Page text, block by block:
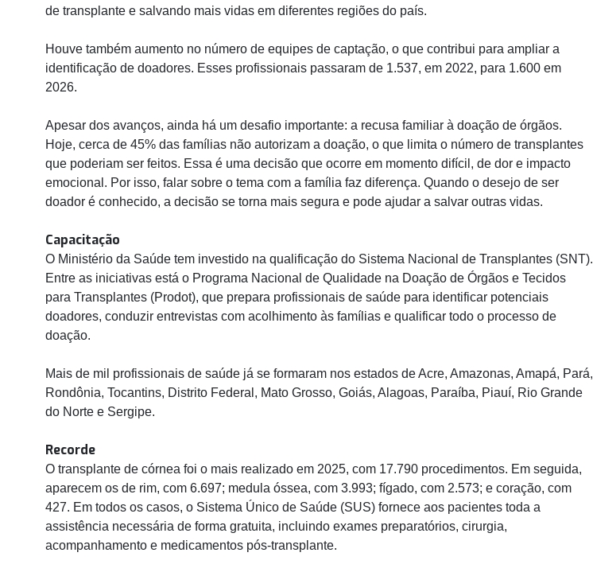
de transplante e salvando mais vidas em diferentes regiões do país.
Houve também aumento no número de equipes de captação, o que contribui para ampliar a
identificação de doadores. Esses profissionais passaram de 1.537, em 2022, para 1.600 em
2026.
Apesar dos avanços, ainda há um desafio importante: a recusa familiar à doação de órgãos.
Hoje, cerca de 45% das famílias não autorizam a doação, o que limita o número de transplantes
que poderiam ser feitos. Essa é uma decisão que ocorre em momento difícil, de dor e impacto
emocional. Por isso, falar sobre o tema com a família faz diferença. Quando o desejo de ser
doador é conhecido, a decisão se torna mais segura e pode ajudar a salvar outras vidas.
Capacitação
O Ministério da Saúde tem investido na qualificação do Sistema Nacional de Transplantes (SNT).
Entre as iniciativas está o Programa Nacional de Qualidade na Doação de Órgãos e Tecidos
para Transplantes (Prodot), que prepara profissionais de saúde para identificar potenciais
doadores, conduzir entrevistas com acolhimento às famílias e qualificar todo o processo de
doação.
Mais de mil profissionais de saúde já se formaram nos estados de Acre, Amazonas, Amapá, Pará,
Rondônia, Tocantins, Distrito Federal, Mato Grosso, Goiás, Alagoas, Paraíba, Piauí, Rio Grande
do Norte e Sergipe.
Recorde
O transplante de córnea foi o mais realizado em 2025, com 17.790 procedimentos. Em seguida,
aparecem os de rim, com 6.697; medula óssea, com 3.993; fígado, com 2.573; e coração, com
427. Em todos os casos, o Sistema Único de Saúde (SUS) fornece aos pacientes toda a
assistência necessária de forma gratuita, incluindo exames preparatórios, cirurgia,
acompanhamento e medicamentos pós-transplante.